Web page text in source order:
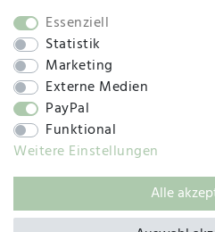
SOCIAL
© 2019 – 2025
Essenziell
Statistik
Marketing
Externe Medien
PayPal
Funktional
Weitere Einstellungen
Alle